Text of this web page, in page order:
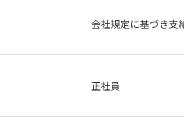
会社規定に基づき支
正社員